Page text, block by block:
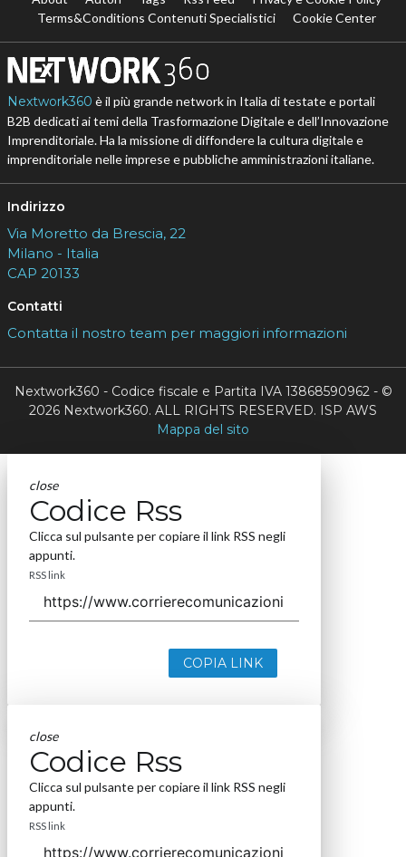
Terms&Conditions Contenuti Specialistici
Cookie Center
Nextwork360 è il più grande network in Italia di testate e portali
B2B dedicati ai temi della Trasformazione Digitale e dell’Innovazione
Imprenditoriale. Ha la missione di diffondere la cultura digitale e
imprenditoriale nelle imprese e pubbliche amministrazioni italiane.
Indirizzo
Via Moretto da Brescia, 22
Milano - Italia
CAP 20133
Contatti
Contatta il nostro team per maggiori informazioni
Nextwork360 - Codice fiscale e Partita IVA 13868590962 - ©
2026 Nextwork360. ALL RIGHTS RESERVED. ISP AWS
Mappa del sito
close
Codice Rss
Clicca sul pulsante per copiare il link RSS negli
appunti.
RSS link
COPIA LINK
close
Codice Rss
Clicca sul pulsante per copiare il link RSS negli
appunti.
RSS link